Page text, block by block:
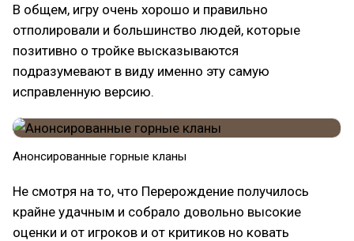
В общем, игру очень хорошо и правильно
отполировали и большинство людей, которые
позитивно о тройке высказываются
подразумевают в виду именно эту самую
исправленную версию.
Анонсированные горные кланы
Не смотря на то, что Перерождение получилось
крайне удачным и собрало довольно высокие
оценки и от игроков и от критиков но ковать